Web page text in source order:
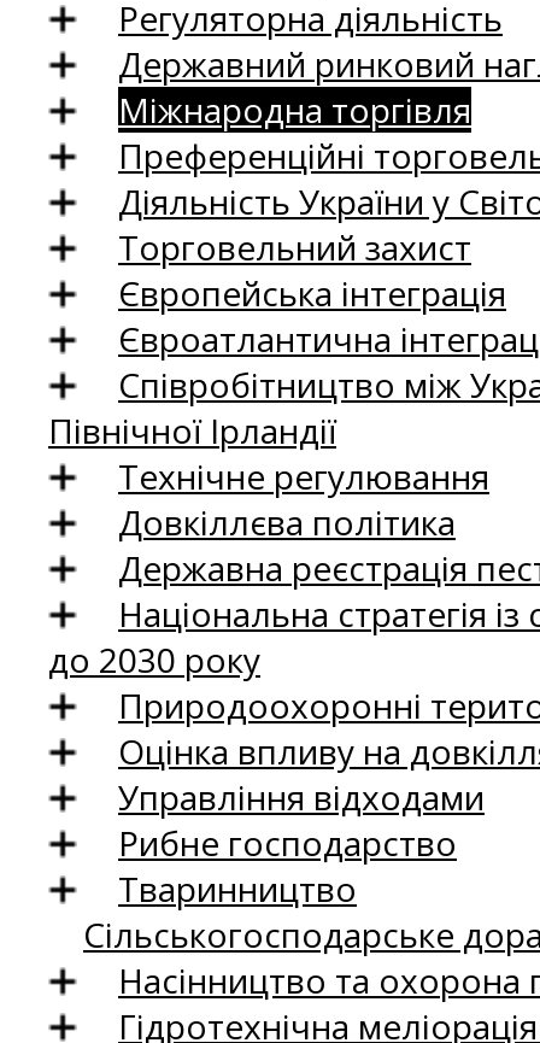
Регуляторна діяльність
Державний ринковий
Міжнародна торгівля
Преференційні
Діяльність України у
Торговельний захист
Європейська інтеграція
Євроатлантична
Співробітництво між
Північної Ірландії
Технічне регулювання
Довкіллєва політика
Державна реєстрація
Національна стратегія
до 2030 року
Природоохоронні
Оцінка впливу на
Управління відходами
Рибне господарство
Тваринництво
Сільськогосподарське
Насінництво та
Гідротехнічна